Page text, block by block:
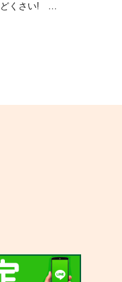
どくさい! …